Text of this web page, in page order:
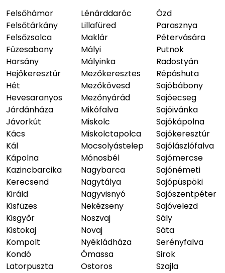
Felsőhámor
Felsőtárkány
Felsőzsolca
Füzesabony
Harsány
Hejőkeresztúr
Hét
Hevesaranyos
Járdánháza
Jávorkút
Kács
Kál
Kápolna
Kazincbarcika
Kerecsend
Királd
Kisfüzes
Kisgyőr
Kistokaj
Kompolt
Kondó
Latorpuszta
Lénárddaróc
Lillafüred
Maklár
Mályi
Mályinka
Mezőkeresztes
Mezőkövesd
Mezőnyárád
Mikófalva
Miskolc
Miskolctapolca
Mocsolyástelep
Mónosbél
Nagybarca
Nagytálya
Nagyvisnyó
Nekézseny
Noszvaj
Novaj
Nyékládháza
Ómassa
Ostoros
Ózd
Parasznya
Pétervására
Putnok
Radostyán
Répáshuta
Sajóbábony
Sajóecseg
Sajóivánka
Sajókápolna
Sajókeresztúr
Sajólászlófalva
Sajómercse
Sajónémeti
Sajópüspöki
Sajószentpéter
Sajóvelezd
Sály
Sáta
Serényfalva
Sirok
Szajla